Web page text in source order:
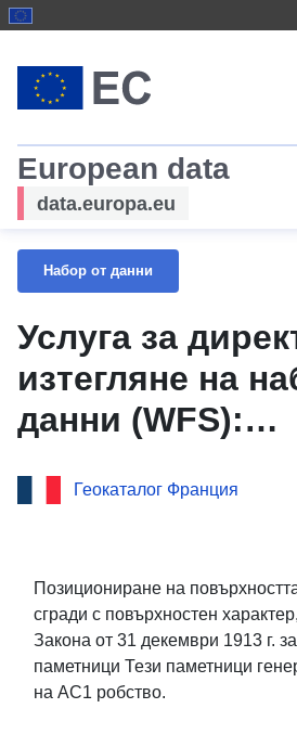
European data
data.europa.eu
Набор от данни
Услуга за
изтегляне на
данни (WFS):
Исторически
в катедра
Геокаталог Франция
Позициониране на
сгради с повърхностен
Закона от 31 декември 1913 г.
паметници Тези паметници
на AC1 робство.